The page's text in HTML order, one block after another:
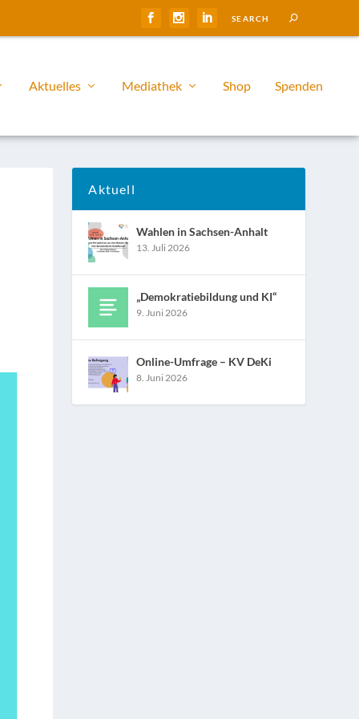
Aktuelles Mediathek Shop Spenden
Aktuell
Wahlen in Sachsen-Anhalt
13. Juli 2026
„Demokratiebildung und KI“
9. Juni 2026
Online-Umfrage – KV DeKi
8. Juni 2026